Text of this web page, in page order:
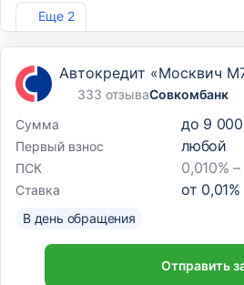
Еще 2
Лиц. №254
Автокредит «Москвич
333 отзываСовкомбанк
Сумма
до 9
Первый взнос любой
ПСК 0,010%
Ставка от 0,01%
В день обращения
Отправить